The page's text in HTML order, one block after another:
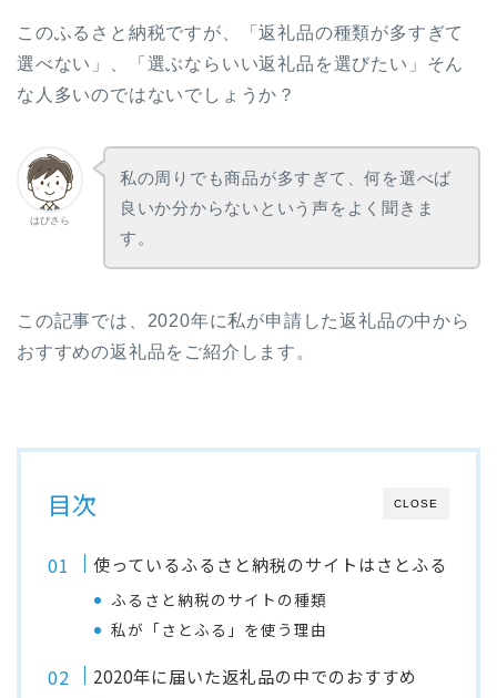
このふるさと納税ですが、「返礼品の種類が多すぎて
選べない」、「選ぶならいい返礼品を選びたい」そん
な人多いのではないでしょうか？
はぴさら
私の周りでも商品が多すぎて、何を選べば
良いか分からないという声をよく聞きま
す。
この記事では、2020年に私が申請した返礼品の中から
おすすめの返礼品をご紹介します。
CLOSE
目次
使っているふるさと納税のサイトはさとふる
ふるさと納税のサイトの種類
私が「さとふる」を使う理由
2020年に届いた返礼品の中でのおすすめ